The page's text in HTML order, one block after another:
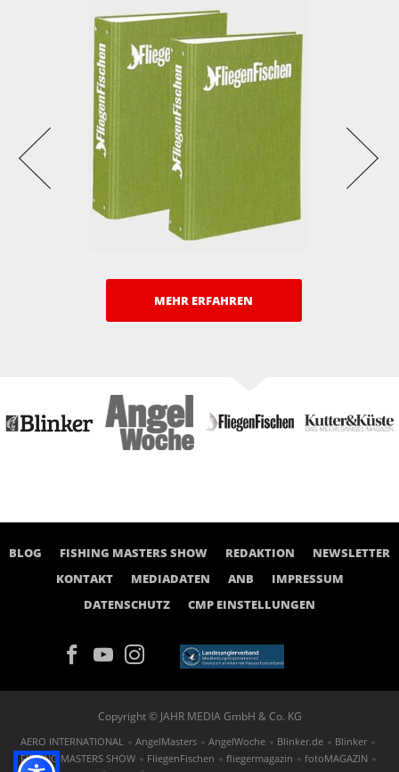
MEHR ERFAHREN
BLOG FISHING MASTERS SHOW REDAKTION
NEWSLETTER
KONTAKT
MEDIADATEN ANB
IMPRESSUM
DATENSCHUTZ
CMP EINSTELLUNGEN
Copyright © JAHR MEDIA GmbH & Co. KG
AERO INTERNATIONAL AngelMasters AngelWoche Blinker.de
Blinker
FISHING MASTERS SHOW
FliegenFischen fliegermagazin
fotoMAGAZIN